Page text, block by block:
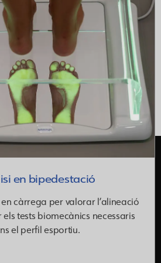
en bipedestació
càrrega per valorar l’alineació
tests biomecànics necessaris
el perfil esportiu.